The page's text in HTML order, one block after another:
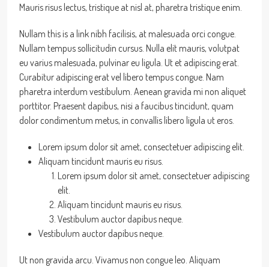
Mauris risus lectus, tristique at nisl at, pharetra tristique enim.
Nullam this is a link nibh facilisis, at malesuada orci congue.
Nullam tempus sollicitudin cursus. Nulla elit mauris, volutpat
eu varius malesuada, pulvinar eu ligula. Ut et adipiscing erat.
Curabitur adipiscing erat vel libero tempus congue. Nam
pharetra interdum vestibulum. Aenean gravida mi non aliquet
porttitor. Praesent dapibus, nisi a faucibus tincidunt, quam
dolor condimentum metus, in convallis libero ligula ut eros.
Lorem ipsum dolor sit amet, consectetuer adipiscing elit.
Aliquam tincidunt mauris eu risus.
Lorem ipsum dolor sit amet, consectetuer adipiscing
elit.
Aliquam tincidunt mauris eu risus.
Vestibulum auctor dapibus neque.
Vestibulum auctor dapibus neque.
Ut non gravida arcu. Vivamus non congue leo. Aliquam